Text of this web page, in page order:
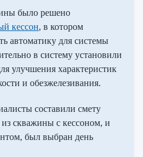
было решено
кессон, в котором
автоматику для системы
в систему установили
улучшения характеристик
и обезжелезивания.
составили смету
скважины с кессоном, и
был выбран день